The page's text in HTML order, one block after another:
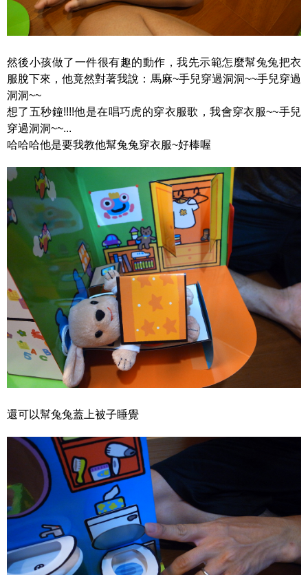
然後小孩做了一件很有趣的動作，我先示範怎麼幫兔兔把衣
服脫下來，他竟然對著我說：馬麻~手兒穿過洞洞~~手兒穿過
洞洞~~
想了五秒鐘!!!!他是在唱巧虎的穿衣服歌，我會穿衣服~~手兒
穿過洞洞~~...
哈哈哈他是要我教他幫兔兔穿衣服~好棒喔
還可以幫兔兔蓋上被子睡覺